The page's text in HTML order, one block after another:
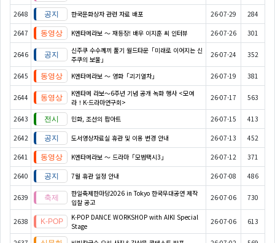
2648 한국문화상자 관련 자료 배포 26-07-29 284
2647 K엔타메라보 ～ 재등장! 배우 이지훈 씨 인터뷰 26-07-26 301
2646
신주쿠 수수께끼 풀기 월드타운「미래로 이어지는 신
주쿠의 보물」
26-07-24 352
2645 K엔타메라보 ～ 영화「괴기열차」 26-07-19 381
2644
K엔타메 라보～6주년 기념 공개 녹화 행사 <모여
라！K-드라마연구회>
26-07-17 563
2643 민화, 조선의 팝아트 26-07-15 413
2642 도서영상자료실 휴관 및 이용 변경 안내 26-07-13 452
2641 K엔타메라보 ～ 드라마「모범택시3」 26-07-12 371
2640 7월 휴관 일정 안내 26-07-08 486
2639
한일축제한마당2026 in Tokyo 한국무대공연 제작
입찰 공고
26-07-06 730
2638
K-POP DANCE WORKSHOP with AIKI Special
Stage
26-07-06 613